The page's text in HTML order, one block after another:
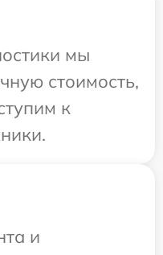
мы
стоимость,
к
и